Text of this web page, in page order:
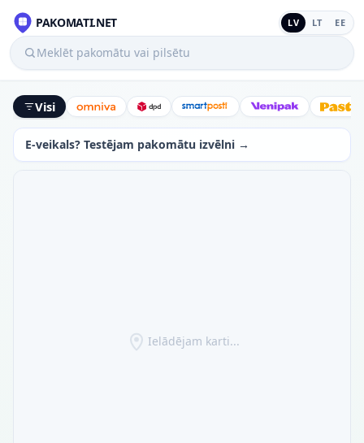
PAKOMATI.NET LV LT EE
Meklēt pakomātu vai pilsētu
Visi Omniva DPD SmartPostiVenipak
E-veikals? Testējam pakomātu izvēlni →
Ielādējam karti...